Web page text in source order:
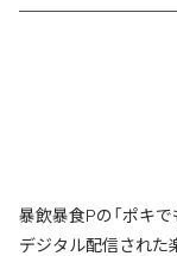
暴飲暴食Pの「ポキ
デジタル配信された